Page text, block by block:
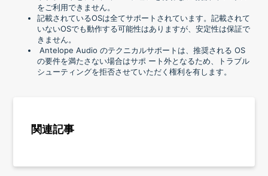
をご利用できません。
記載されているOSは全てサポートされています。記載されて
いないOSでも動作する可能性はありますが、安定性は保証で
きません。
Antelope Audio のテクニカルサポートは、推奨される OS
の要件を満たさない場合はサポ ート外となるため、トラブル
シューティングを拒否させていただく権利を有します。
関連記事